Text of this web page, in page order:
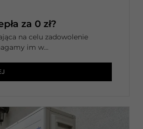
za 0 zł?
na celu zadowolenie
im w...